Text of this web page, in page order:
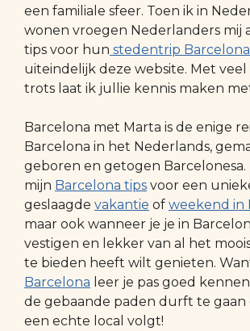
een familiale sfeer. Toen ik in
wonen vroegen Nederlanders mij
tips voor hun stedentrip Barcelona
uiteindelijk deze website. Met
trots laat ik jullie kennis maken
Barcelona met Marta is de enige
Barcelona in het Nederlands,
geboren en getogen Barcelonesa.
mijn Barcelona tips voor een
geslaagde vakantie of weekend in
maar ook wanneer je je in
vestigen en lekker van al het
te bieden heeft wilt genieten.
Barcelona leer je pas goed
de gebaande paden durft te gaan
een echte local volgt!